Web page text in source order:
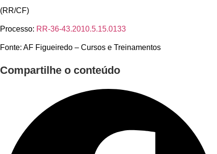
(RR/CF)
Processo: RR-36-43.2010.5.15.0133
Fonte: AF Figueiredo – Cursos e Treinamentos
Compartilhe o conteúdo